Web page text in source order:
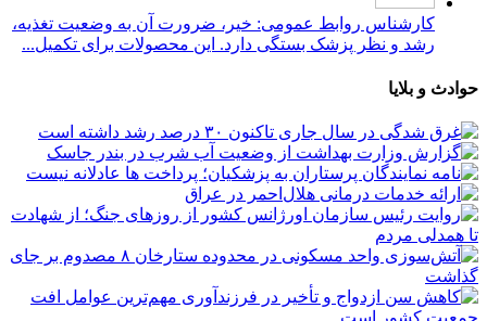
کارشناس روابط عمومی: خیر، ضرورت آن به وضعیت تغذیه،
رشد و نظر پزشک بستگی دارد. این محصولات برای تکمیل...
حوادث و بلایا